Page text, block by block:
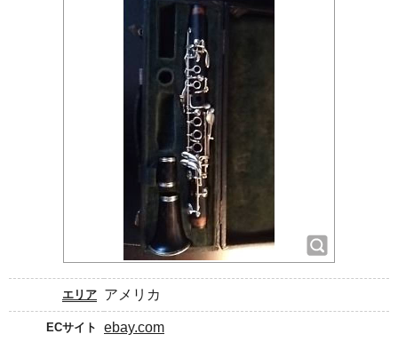
エリア アメリカ
ECサイト ebay.com